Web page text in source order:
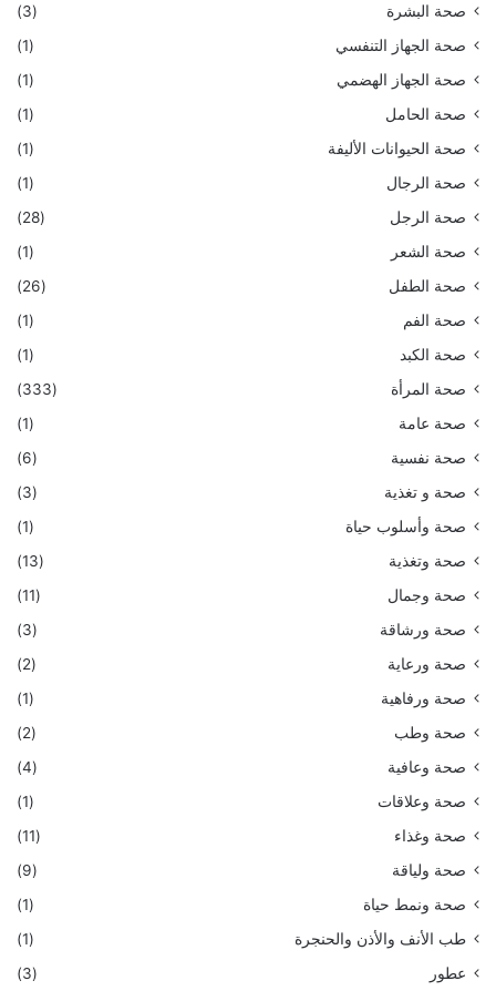
صحة البشرة
(3)
صحة الجهاز التنفسي
(1)
صحة الجهاز الهضمي
(1)
صحة الحامل
(1)
صحة الحيوانات الأليفة
(1)
صحة الرجال
(1)
صحة الرجل
(28)
صحة الشعر
(1)
صحة الطفل
(26)
صحة الفم
(1)
صحة الكبد
(1)
صحة المرأة
(333)
صحة عامة
(1)
صحة نفسية
(6)
صحة و تغذية
(3)
صحة وأسلوب حياة
(1)
صحة وتغذية
(13)
صحة وجمال
(11)
صحة ورشاقة
(3)
صحة ورعاية
(2)
صحة ورفاهية
(1)
صحة وطب
(2)
صحة وعافية
(4)
صحة وعلاقات
(1)
صحة وغذاء
(11)
صحة ولياقة
(9)
صحة ونمط حياة
(1)
طب الأنف والأذن والحنجرة
(1)
عطور
(3)